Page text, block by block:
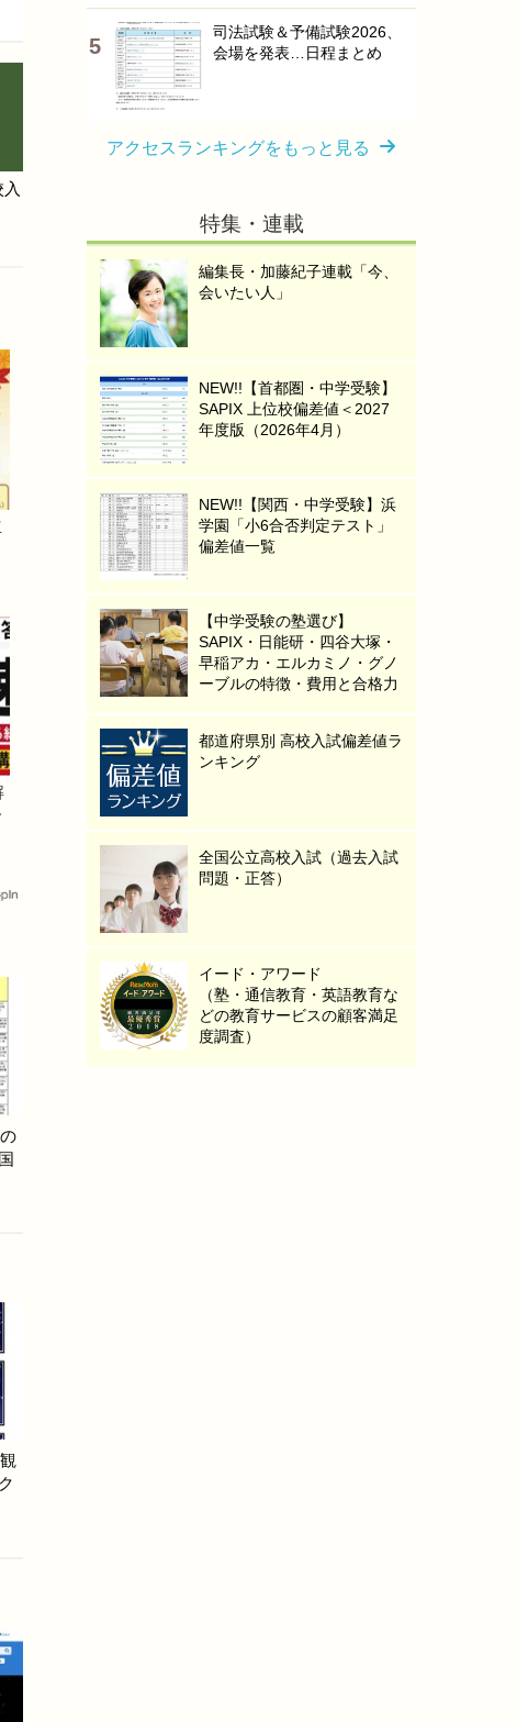
司法試験＆予備試験2026、
会場を発表…日程まとめ
アクセスランキングをもっと見る
特集・連載
編集長・加藤紀子連載「今、
会いたい人」
NEW!!【首都圏・中学受験】
SAPIX 上位校偏差値＜2027
年度版（2026年4月）
NEW!!【関西・中学受験】浜
学園「小6合否判定テスト」
偏差値一覧
【中学受験の塾選び】
SAPIX・日能研・四谷大塚・
早稲アカ・エルカミノ・グノ
ーブルの特徴・費用と合格力
都道府県別 高校入試偏差値ラ
ンキング
全国公立高校入試（過去入試
問題・正答）
イード・アワード
（塾・通信教育・英語教育な
どの教育サービスの顧客満足
度調査）